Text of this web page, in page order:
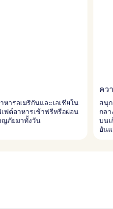
ารอเมริกันและเอเชียใน
ฟต์อาหารเช้าฟรีหรือผ่อน
ญภัยมาทั้งวัน
คว
สนุ
กล
บน
อัน